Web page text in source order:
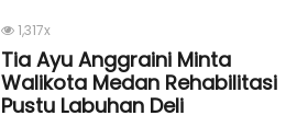
1,317x
Tia Ayu Anggraini Minta
Walikota Medan Rehabilitasi
Pustu Labuhan Deli